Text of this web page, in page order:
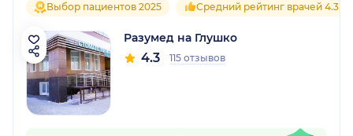
Выбор пациентов 2025 Средний рейтинг врачей 4.3
Разумед на Глушко
4.3 115 отзывов